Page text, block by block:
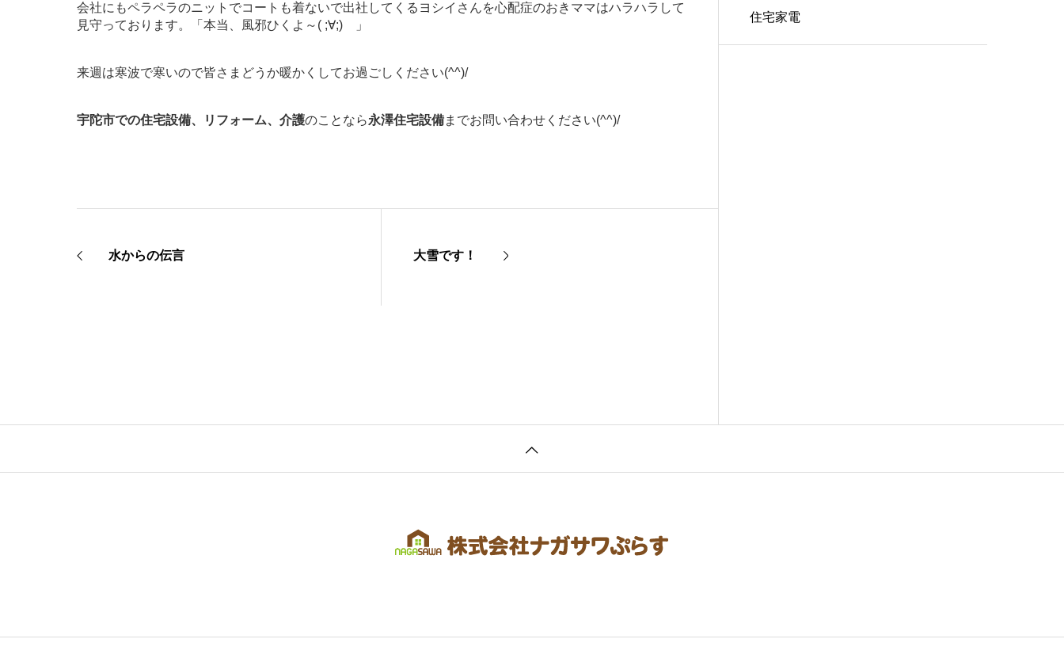
会社にもペラペラのニットでコートも着ないで出社してくるヨシイさんを心配症のおきママはハラハラして
見守っております。「本当、風邪ひくよ～( ;∀;) 」
来週は寒波で寒いので皆さまどうか暖かくしてお過ごしください(^^)/
宇陀市での住宅設備、リフォーム、介護のことなら永澤住宅設備までお問い合わせください(^^)/
水からの伝言 大雪です！
住宅家電